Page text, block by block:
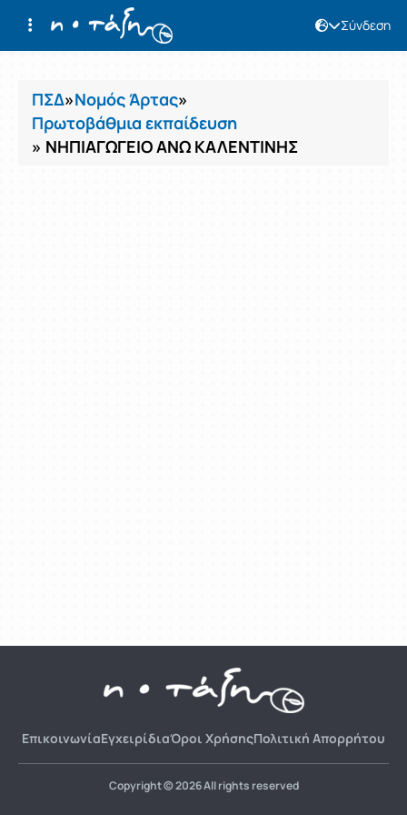
Σύνδεση
Μαθήματα
ΠΣΔ»Νομός Άρτας»
Πρωτοβάθμια εκπαίδευση
» ΝΗΠΙΑΓΩΓΕΙΟ ΑΝΩ ΚΑΛΕΝΤΙΝΗΣ
ΕπικοινωνίαΕγχειρίδιαΌροι ΧρήσηςΠολιτική Απορρήτου
Copyright © 2026 All rights reserved